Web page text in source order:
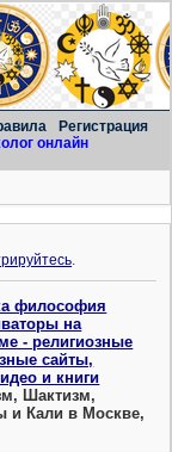
Регистрация
онлайн
.
философия
на
- религиозные
сайты,
и книги
Шактизм,
и Кали в Москве,